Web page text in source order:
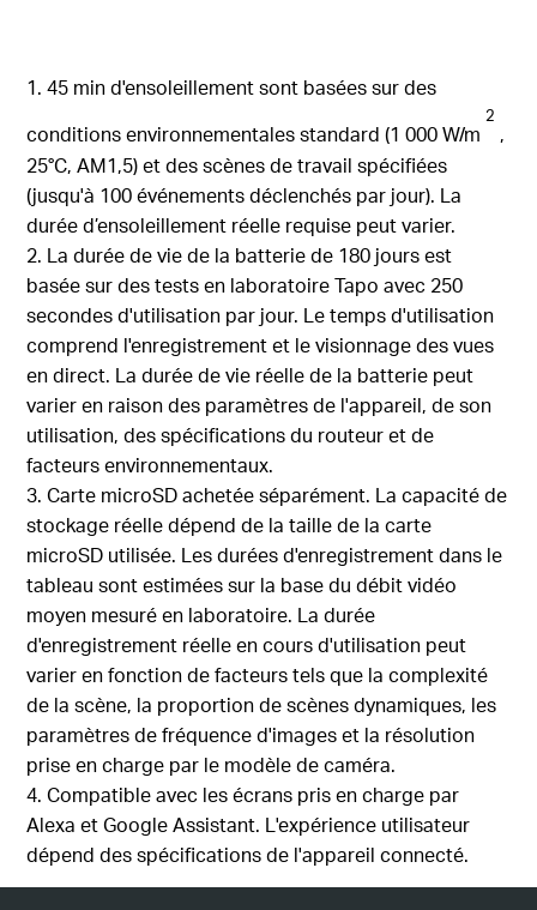
1. 45 min d'ensoleillement sont basées sur des
conditions environnementales standard (1 000 W/m
2
,
25°C, AM1,5) et des scènes de travail spécifiées
(jusqu'à 100 événements déclenchés par jour). La
durée d’ensoleillement réelle requise peut varier.
2. La durée de vie de la batterie de 180 jours est
basée sur des tests en laboratoire Tapo avec 250
secondes d'utilisation par jour. Le temps d'utilisation
comprend l'enregistrement et le visionnage des vues
en direct. La durée de vie réelle de la batterie peut
varier en raison des paramètres de l'appareil, de son
utilisation, des spécifications du routeur et de
facteurs environnementaux.
3. Carte microSD achetée séparément. La capacité de
stockage réelle dépend de la taille de la carte
microSD utilisée. Les durées d'enregistrement dans le
tableau sont estimées sur la base du débit vidéo
moyen mesuré en laboratoire. La durée
d'enregistrement réelle en cours d'utilisation peut
varier en fonction de facteurs tels que la complexité
de la scène, la proportion de scènes dynamiques, les
paramètres de fréquence d'images et la résolution
prise en charge par le modèle de caméra.
4. Compatible avec les écrans pris en charge par
Alexa et Google Assistant. L'expérience utilisateur
dépend des spécifications de l'appareil connecté.